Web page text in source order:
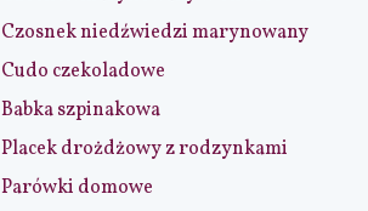
Czosnek niedźwiedzi marynowany
Cudo czekoladowe
Babka szpinakowa
Placek drożdżowy z rodzynkami
Parówki domowe